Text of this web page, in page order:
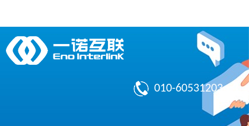
010-60531203